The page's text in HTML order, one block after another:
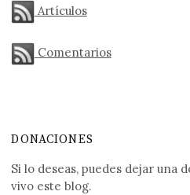
Artículos
Comentarios
DONACIONES
Si lo deseas, puedes dejar una
vivo este blog.